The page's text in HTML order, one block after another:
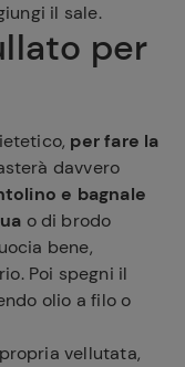
il sale.
per
per fare la
davvero
e bagnale
o di brodo
bene,
Poi spegni il
olio a filo o
vellutata,